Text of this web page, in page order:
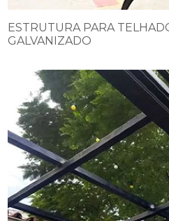
ESTRUTURA PARA
GALVANIZADO